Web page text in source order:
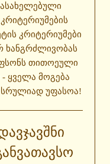
კრიტერიუმები
ხანგრძლივობას
თითოეული
ყველა მოგება
სრულიად უფასოა!